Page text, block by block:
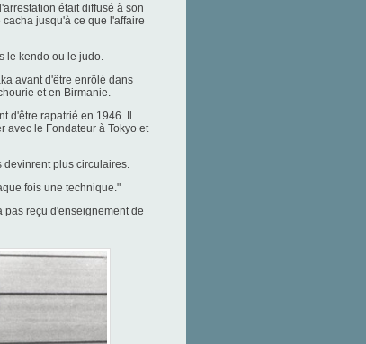
était diffusé à son
jusqu'à ce que l'affaire
le kendo ou le judo.
avant d'être enrôlé dans
et en Birmanie.
d'être rapatrié en 1946. Il
avec le Fondateur à Tokyo et
plus circulaires.
fois une technique."
reçu d'enseignement de